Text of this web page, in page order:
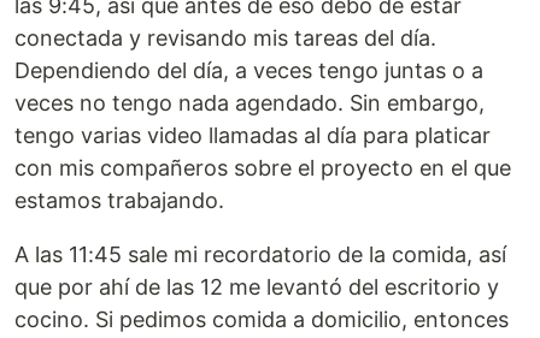
las 9:45, así que antes de eso debo de estar
conectada y revisando mis tareas del día.
Dependiendo del día, a veces tengo juntas o a
veces no tengo nada agendado. Sin embargo,
tengo varias video llamadas al día para platicar
con mis compañeros sobre el proyecto en el que
estamos trabajando.
A las 11:45 sale mi recordatorio de la comida, así
que por ahí de las 12 me levantó del escritorio y
cocino. Si pedimos comida a domicilio, entonces